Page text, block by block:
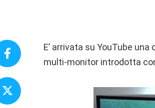
E’ arrivata su YouTube
multi-monitor introdotta